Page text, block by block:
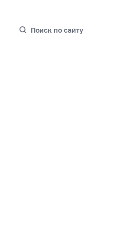
Поиск по сайту